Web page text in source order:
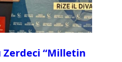
Zerdeci “Milletin